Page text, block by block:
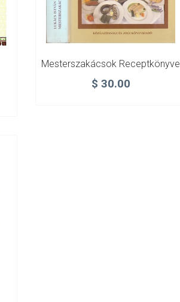
Mesterszakácsok Receptkönyve
$ 30.00